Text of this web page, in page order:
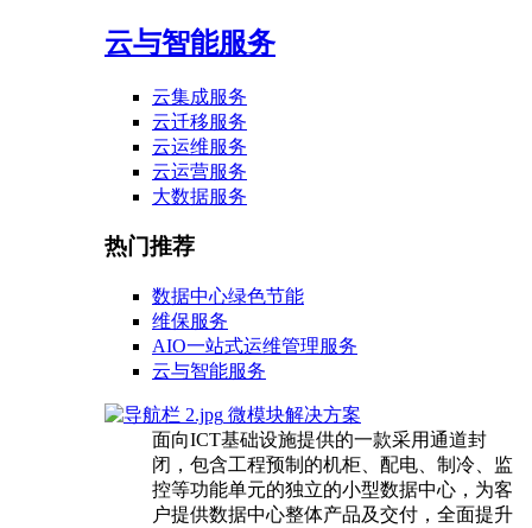
云与智能服务
云集成服务
云迁移服务
云运维服务
云运营服务
大数据服务
热门推荐
数据中心绿色节能
维保服务
AIO一站式运维管理服务
云与智能服务
微模块解决方案
面向ICT基础设施提供的一款采用通道封
闭，包含工程预制的机柜、配电、制冷、监
控等功能单元的独立的小型数据中心，为客
户提供数据中心整体产品及交付，全面提升